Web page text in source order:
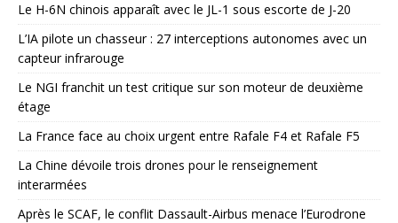
Le H-6N chinois apparaît avec le JL-1 sous escorte de J-20
L’IA pilote un chasseur : 27 interceptions autonomes avec un
capteur infrarouge
Le NGI franchit un test critique sur son moteur de deuxième
étage
La France face au choix urgent entre Rafale F4 et Rafale F5
La Chine dévoile trois drones pour le renseignement
interarmées
Après le SCAF, le conflit Dassault-Airbus menace l’Eurodrone